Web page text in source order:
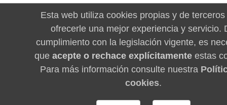
Esta web utiliza cookies propias y de
ofrecerle una mejor experiencia y servicio.
cumplimiento con la legislación vigente, es
que acepte o rechace explícitamenteestas
Para más información consulte nuestra
cookies.